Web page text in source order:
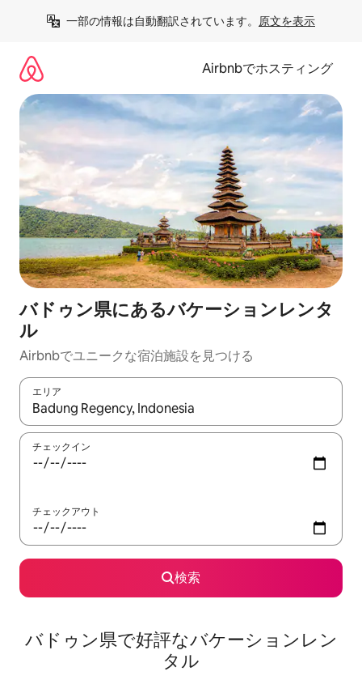
一部の情報は自動翻訳されています。 原文を表示
Airbnbでホスティング
バドゥン県にあるバケーションレンタ
ル
Airbnbでユニークな宿泊施設を見つける
エリア
検索結果が表示されたら、上下の矢印キーを使って移動するか
チェックイン
チェックアウト
検索
バドゥン県で好評なバケーションレン
タル